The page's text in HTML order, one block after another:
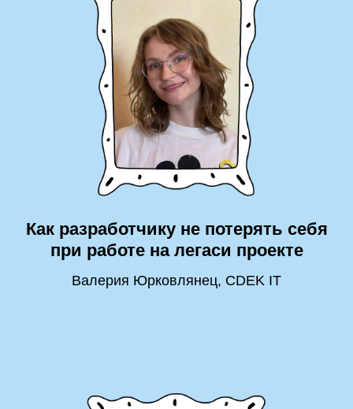
Как разработчику не потерять себя
при работе на легаси проекте
Валерия Юрковлянец, CDEK IT